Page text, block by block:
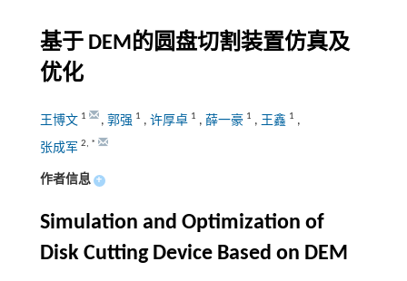
基于 DEM 的圆盘切割装置仿真及
优化
王博文 1 , 郭强 1 , 许厚卓 1 , 薛一豪 1 , 王鑫 1 ,
张成军 2, *
作者信息 +
Simulation and Optimization of
Disk Cutting Device Based on DEM